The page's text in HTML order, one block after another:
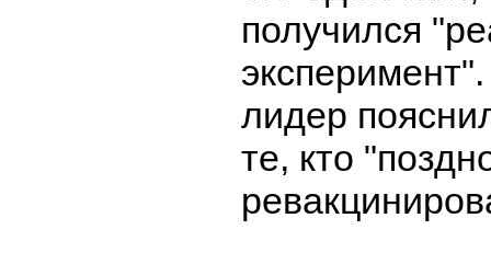
получился
лидер
те, кто